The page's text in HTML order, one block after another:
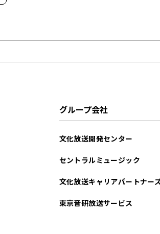
グループ会社
文化放送開発センター
セントラルミュージック
文化放送キャリアパートナー
東京音研放送サービス